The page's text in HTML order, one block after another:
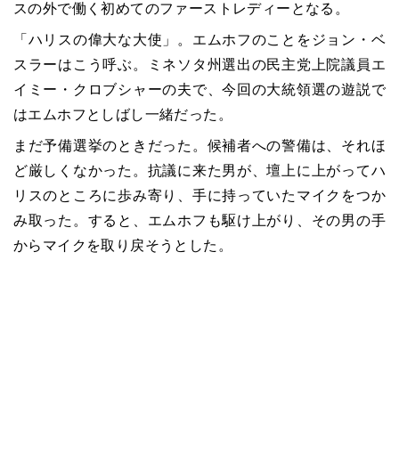
スの外で働く初めてのファーストレディーとなる。
「ハリスの偉大な大使」。エムホフのことをジョン・ベ
スラーはこう呼ぶ。ミネソタ州選出の民主党上院議員エ
イミー・クロブシャーの夫で、今回の大統領選の遊説で
はエムホフとしばし一緒だった。
まだ予備選挙のときだった。候補者への警備は、それほ
ど厳しくなかった。抗議に来た男が、壇上に上がってハ
リスのところに歩み寄り、手に持っていたマイクをつか
み取った。すると、エムホフも駆け上がり、その男の手
からマイクを取り戻そうとした。